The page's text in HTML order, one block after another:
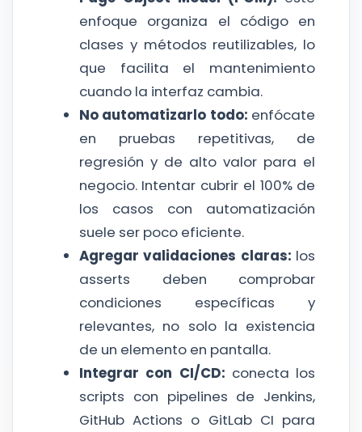
enfoque organiza el código en
clases y métodos reutilizables, lo
que facilita el mantenimiento
cuando la interfaz cambia.
No automatizarlo todo: enfócate
en pruebas repetitivas, de
regresión y de alto valor para el
negocio. Intentar cubrir el 100% de
los casos con automatización
suele ser poco eficiente.
Agregar validaciones claras: los
asserts deben comprobar
condiciones específicas y
relevantes, no solo la existencia
de un elemento en pantalla.
Integrar con CI/CD: conecta los
scripts con pipelines de Jenkins,
GitHub Actions o GitLab CI para